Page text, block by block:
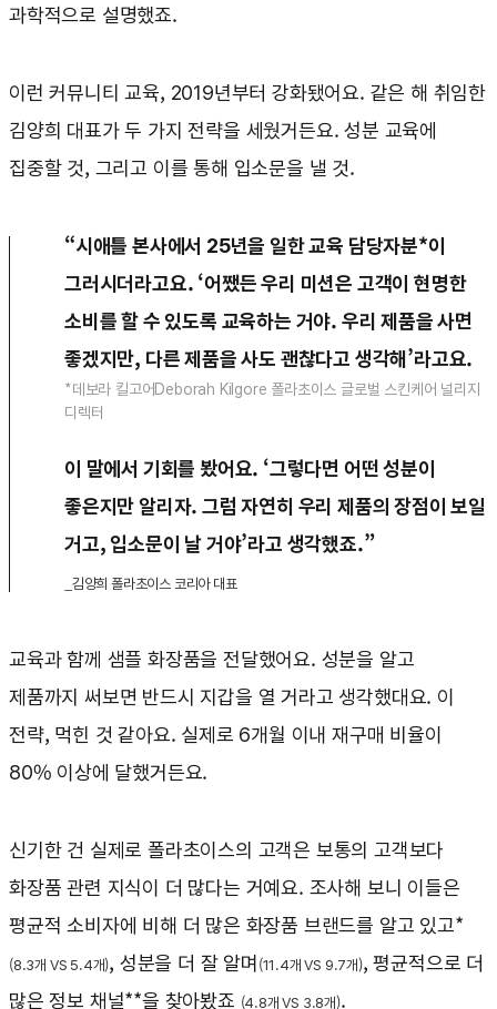
과학적으로 설명했죠.
이런 커뮤니티 교육, 2019년부터 강화됐어요. 같은 해 취임한
김양희 대표가 두 가지 전략을 세웠거든요. 성분 교육에
집중할 것, 그리고 이를 통해 입소문을 낼 것.
“시애틀 본사에서 25년을 일한 교육 담당자분*이
그러시더라고요. ‘어쨌든 우리 미션은 고객이 현명한
소비를 할 수 있도록 교육하는 거야. 우리 제품을 사면
좋겠지만, 다른 제품을 사도 괜찮다고 생각해’라고요.
*데보라 킬고어Deborah Kilgore 폴라초이스 글로벌 스킨케어 널리지
디렉터
이 말에서 기회를 봤어요. ‘그렇다면 어떤 성분이
좋은지만 알리자. 그럼 자연히 우리 제품의 장점이 보일
거고, 입소문이 날 거야’라고 생각했죠.”
_김양희 폴라초이스 코리아 대표
교육과 함께 샘플 화장품을 전달했어요. 성분을 알고
제품까지 써보면 반드시 지갑을 열 거라고 생각했대요. 이
전략, 먹힌 것 같아요. 실제로 6개월 이내 재구매 비율이
80% 이상에 달했거든요.
신기한 건 실제로 폴라초이스의 고객은 보통의 고객보다
화장품 관련 지식이 더 많다는 거예요. 조사해 보니 이들은
평균적 소비자에 비해 더 많은 화장품 브랜드를 알고 있고*
(8.3개 VS 5.4개), 성분을 더 잘 알며 (11.4개 VS 9.7개), 평균적으로 더
많은 정보 채널**을 찾아봤죠 (4.8개 VS 3.8개).